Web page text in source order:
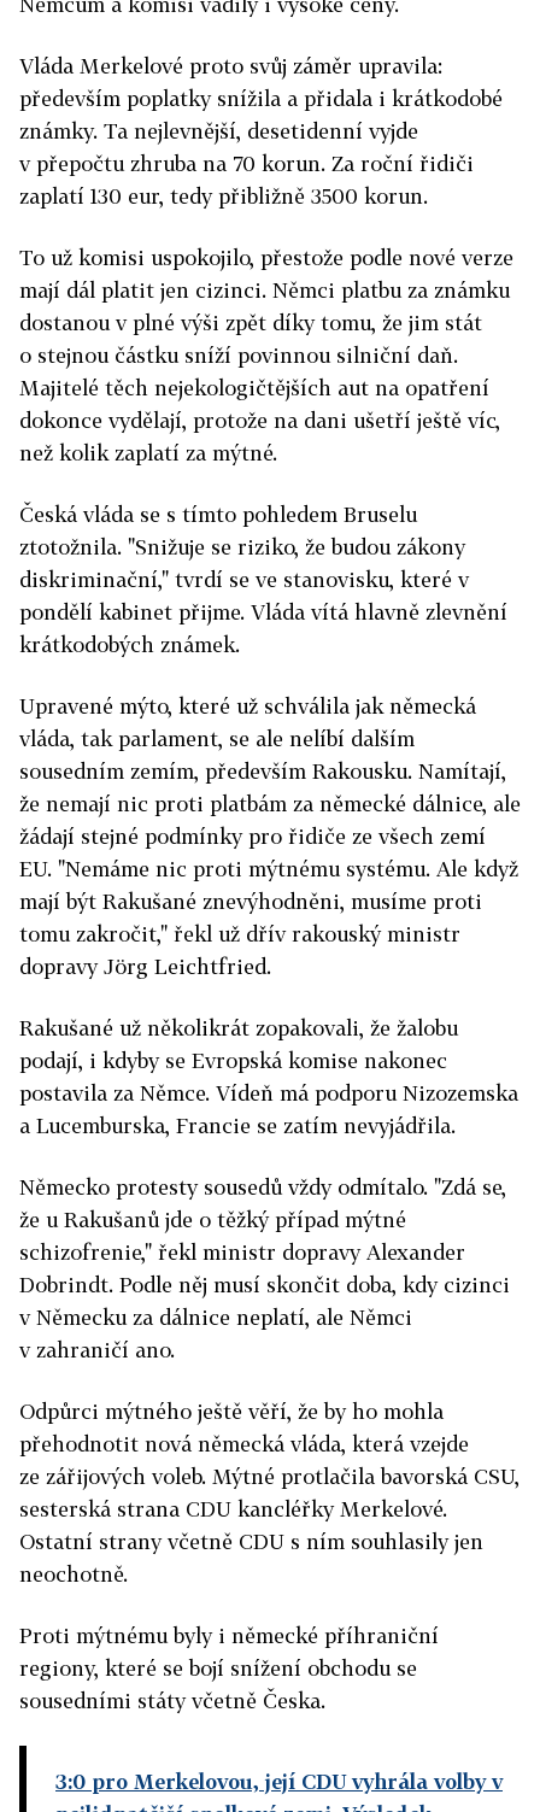
Vláda Merkelové proto svůj záměr upravila:
především poplatky snížila a přidala i krátkodobé
známky. Ta nejlevnější, desetidenní vyjde
v přepočtu zhruba na 70 korun. Za roční řidiči
zaplatí 130 eur, tedy přibližně 3500 korun.
To už komisi uspokojilo, přestože podle nové verze
mají dál platit jen cizinci. Němci platbu za známku
dostanou v plné výši zpět díky tomu, že jim stát
o stejnou částku sníží povinnou silniční daň.
Majitelé těch nejekologičtějších aut na opatření
dokonce vydělají, protože na dani ušetří ještě víc,
než kolik zaplatí za mýtné.
Česká vláda se s tímto pohledem Bruselu
ztotožnila. "Snižuje se riziko, že budou zákony
diskriminační," tvrdí se ve stanovisku, které v
pondělí kabinet přijme. Vláda vítá hlavně zlevnění
krátkodobých známek.
Upravené mýto, které už schválila jak německá
vláda, tak parlament, se ale nelíbí dalším
sousedním zemím, především Rakousku. Namítají,
že nemají nic proti platbám za německé dálnice, ale
žádají stejné podmínky pro řidiče ze všech zemí
EU. "Nemáme nic proti mýtnému systému. Ale když
mají být Rakušané znevýhodněni, musíme proti
tomu zakročit," řekl už dřív rakouský ministr
dopravy Jörg Leichtfried.
Rakušané už několikrát zopakovali, že žalobu
podají, i kdyby se Evropská komise nakonec
postavila za Němce. Vídeň má podporu Nizozemska
a Lucemburska, Francie se zatím nevyjádřila.
Německo protesty sousedů vždy odmítalo. "Zdá se,
že u Rakušanů jde o těžký případ mýtné
schizofrenie," řekl ministr dopravy Alexander
Dobrindt. Podle něj musí skončit doba, kdy cizinci
v Německu za dálnice neplatí, ale Němci
v zahraničí ano.
Odpůrci mýtného ještě věří, že by ho mohla
přehodnotit nová německá vláda, která vzejde
ze zářijových voleb. Mýtné protlačila bavorská CSU,
sesterská strana CDU kancléřky Merkelové.
Ostatní strany včetně CDU s ním souhlasily jen
neochotně.
Proti mýtnému byly i německé příhraniční
regiony, které se bojí snížení obchodu se
sousedními státy včetně Česka.
3:0 pro Merkelovou, její CDU vyhrála volby v